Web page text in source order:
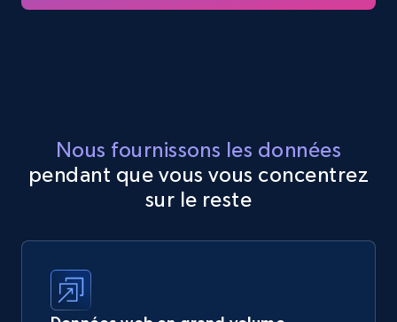
Nous fournissons les données
pendant que vous vous concentrez
sur le reste